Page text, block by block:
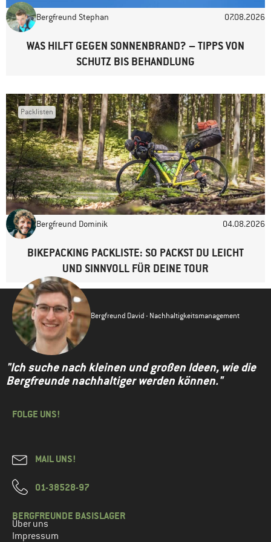
Freud mich das ich auch hier über kletter Möglichkeiten in
kroatien lese (vieleicht weil ich auch selbst Kroate bin. .. ) ;) aber
wir haben gerade mal knapp über 4 Millionen Einwohner - so dass
außerhalb der Session man locker klettern kann. .. Hoffe das mall
kommt auch von mir ein Beitrag und Bilder, LG - Tom
Antworten
Website
Bergfreund Stephan 07.08.2026
WAS HILFT GEGEN SONNENBRAND? – TIPPS VON
SCHUTZ BIS BEHANDLUNG
Packlisten
Bergfreund Dominik 04.08.2026
BIKEPACKING PACKLISTE: SO PACKST DU LEICHT
UND SINNVOLL FÜR DEINE TOUR
Bergfreund David - Nachhaltigkeitsmanagement
"Ich suche nach kleinen und großen Ideen, wie die
Bergfreunde nachhaltiger werden können."
FOLGE UNS!
MAIL UNS!
01-38528-97
BERGFREUNDE BASISLAGER
Über uns
Impressum